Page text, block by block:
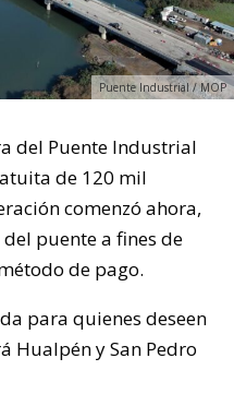
Puente Industrial / MOP
del Puente Industrial
de 120 mil
comenzó ahora,
puente a fines de
de pago.
para quienes deseen
Hualpén y San Pedro